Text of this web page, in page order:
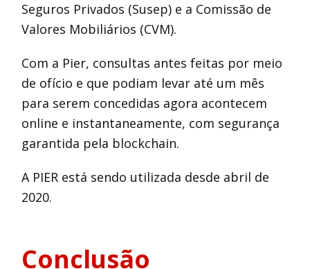
Seguros Privados (Susep) e a Comissão de
Valores Mobiliários (CVM).
Com a Pier, consultas antes feitas por meio
de ofício e que podiam levar até um mês
para serem concedidas agora acontecem
online e instantaneamente, com segurança
garantida pela blockchain.
A PIER está sendo utilizada desde abril de
2020.
Conclusão